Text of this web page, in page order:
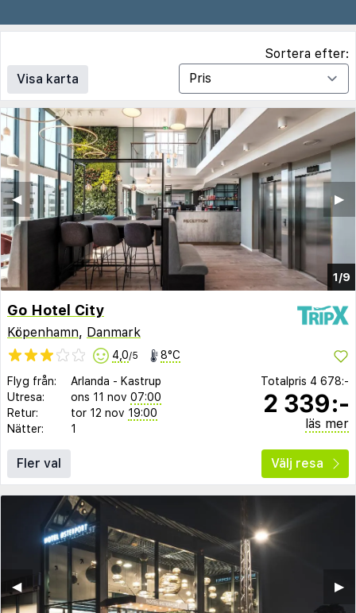
Visa karta
Sortera efter:
1/9
▶︎
◀︎
Go Hotel City
Köpenhamn, Danmark
4,0/5 8°C
Flyg från: Arlanda - Kastrup
Utresa:
ons 11 nov 07:00
Retur:
tor 12 nov 19:00
Nätter:
1
Totalpris 4 678:-
2 339:-
läs mer
Fler val Välj resa
▶︎
◀︎